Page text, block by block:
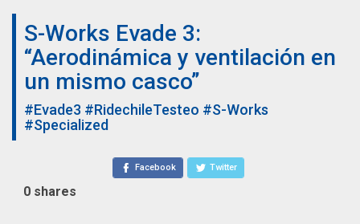
S-Works Evade 3:
“Aerodinámica y ventilación en
un mismo casco”
#Evade3 #RidechileTesteo #S-Works
#Specialized
Facebook Twitter
0 shares